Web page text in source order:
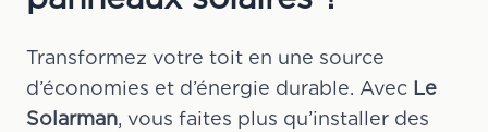
Transformez votre toit en une source
d’économies et d’énergie durable. Avec Le
Solarman, vous faites plus qu’installer des